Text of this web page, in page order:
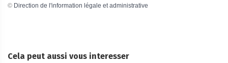
© Direction de l'information légale et administrative
Cela peut aussi vous interesser